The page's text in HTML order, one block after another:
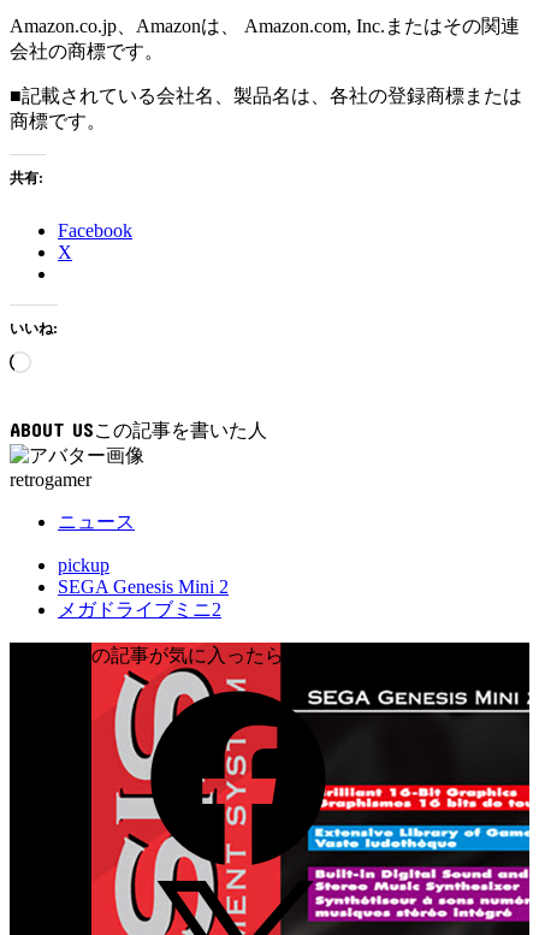
Amazon.co.jp、Amazonは、 Amazon.com, Inc.またはその関連
会社の商標です。
■記載されている会社名、製品名は、各社の登録商標または
商標です。
共有:
Facebook
X
いいね:
読
み
中…
ABOUT US
retrogamer
ニュース
pickup
SEGA Genesis Mini 2
メガドライブミニ2